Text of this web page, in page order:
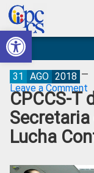
Abrir barra de
Skip
to
primary
navigation
Skip
to
main
content
Skip
to
primary
sidebar
Skip
to
footer
Consejo
de
Ciudadana
Control
Social
Construyendo
Poder
Ciudadano
CPCCS-T
Lucha
31 AGO 2018
Leave a Comment